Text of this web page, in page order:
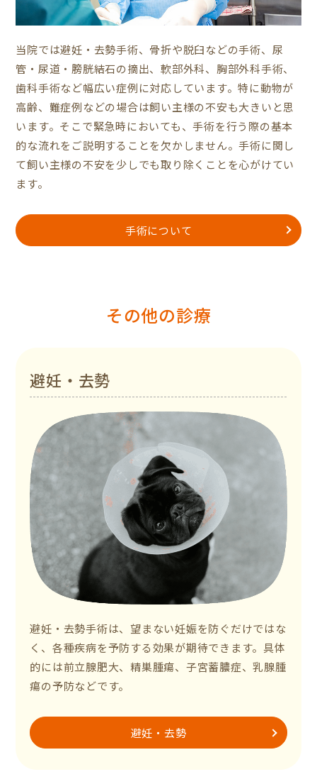
当院では避妊・去勢手術、骨折や脱臼などの手術、尿
管・尿道・膀胱結石の摘出、軟部外科、胸部外科手術、
歯科手術など幅広い症例に対応しています。特に動物が
高齢、難症例などの場合は飼い主様の不安も大きいと思
います。そこで緊急時においても、手術を行う際の基本
的な流れをご説明することを欠かしません。手術に関し
て飼い主様の不安を少しでも取り除くことを心がけてい
ます。
手術について
その他の診療
避妊・去勢
避妊・去勢手術は、望まない妊娠を防ぐだけではな
く、各種疾病を予防する効果が期待できます。具体
的には前立腺肥大、精巣腫瘍、子宮蓄膿症、乳腺腫
瘍の予防などです。
避妊・去勢